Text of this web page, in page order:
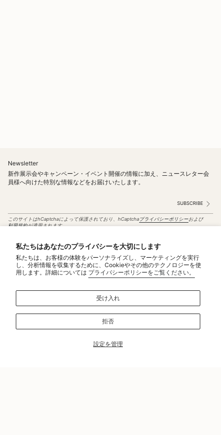
私たちはあなたのプライバシーを大切にします
私たちは、お客様の体験をパーソナライズし、マーケティングを実行
し、分析情報を収集するために、Cookieやその他のテクノロジーを使
用します。詳細については プライバシーポリシーをご覧ください。
設定を管理
受け入れ
拒否
Newsletter
新作展示会やキャンペーン・イベント開催の情報に加え、ニュースレター会
員様へ向けた特別な情報などをお届けいたします。
SUBSCRIBE
このサイトはhCaptchaによって保護されており、hCaptchaプライバシーポリシーおよび
利用規約が適用されます。
Service
MAINTENANCE＆REPAIRS
CONTACT US
Policy